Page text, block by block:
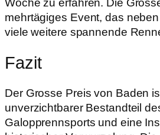
Woche zu erfahren. Die
mehrtägiges Event, das
viele weitere spannende
Fazit
Der Grosse Preis von Baden
unverzichtbarer Bestandteil
Galopprennsports und eine